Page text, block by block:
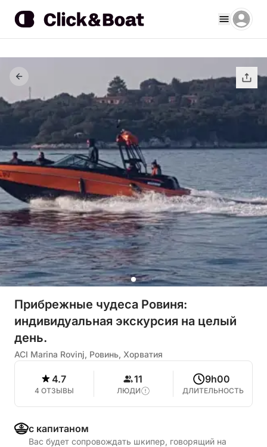
Прибрежные чудеса Ровиня:
индивидуальная экскурсия на целый
день.
ACI Marina Rovinj, Ровинь, Хорватия
4.7
4 ОТЗЫВЫ
11
ЛЮДИ
9h00
ДЛИТЕЛЬНОСТЬ
с капитаном
Вас будет сопровождать шкипер, говорящий на